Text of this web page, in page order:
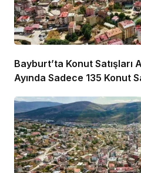
Bayburt’ta Konut Satışları
Ayında Sadece 135 Konut